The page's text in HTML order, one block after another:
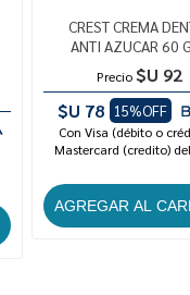
CREST CREMA
ANTI AZUCAR 60
Precio $U 92
$U 78 15%OFF
Con Visa (débito o
Mastercard (credito)